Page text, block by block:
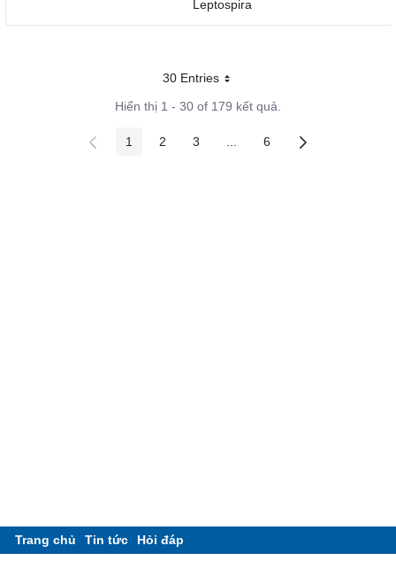
Leptospira
30 EntriesMỗi trang
Hiển thị 1 - 30 of 179 kết quả.
Các trang trên cổng
1 Các trang trên cổng
2 Các trang trên cổng
3 Các trang trung gian
Các trang trên cổng
6
Trang chủ Tin tức
Hỏi đáp